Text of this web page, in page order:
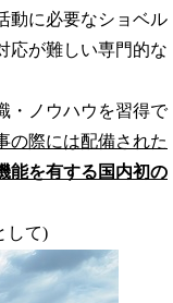
動に必要なショベル
応が難しい専門的な
・ノウハウを習得で
の際には配備された
能を有する国内初の
して)